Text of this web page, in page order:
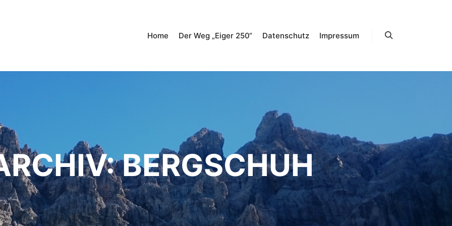
Home Der Weg „Eiger 250“ Datenschutz Impressum
BERGSCHUH